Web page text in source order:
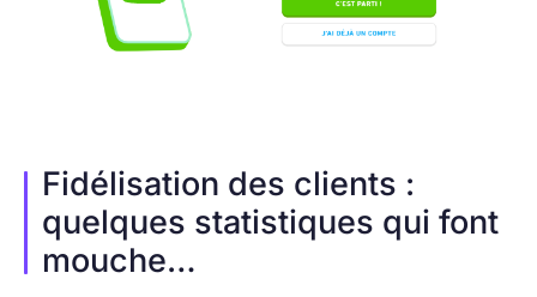
Fidélisation des clients :
quelques statistiques qui font
mouche…